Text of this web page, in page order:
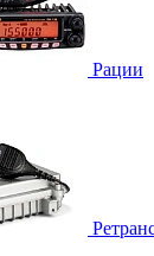
Рации